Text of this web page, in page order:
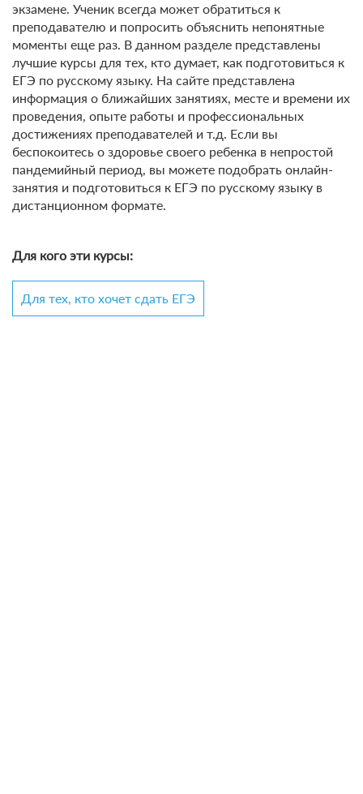
экзамене. Ученик всегда может обратиться к
преподавателю и попросить объяснить непонятные
моменты еще раз. В данном разделе представлены
лучшие курсы для тех, кто думает, как подготовиться к
ЕГЭ по русскому языку. На сайте представлена
информация о ближайших занятиях, месте и времени их
проведения, опыте работы и профессиональных
достижениях преподавателей и т.д. Если вы
беспокоитесь о здоровье своего ребенка в непростой
пандемийный период, вы можете подобрать онлайн-
занятия и подготовиться к ЕГЭ по русскому языку в
дистанционном формате.
Для кого эти курсы:
Для тех, кто хочет сдать ЕГЭ